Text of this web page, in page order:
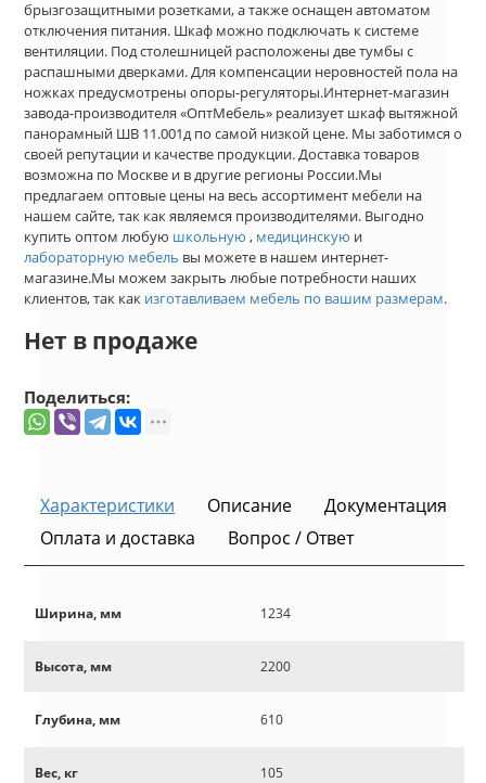
брызгозащитными розетками, а также оснащен автоматом
отключения питания. Шкаф можно подключать к системе
вентиляции. Под столешницей расположены две тумбы с
распашными дверками. Для компенсации неровностей пола на
ножках предусмотрены опоры-регуляторы.Интернет-магазин
завода-производителя «ОптМебель» реализует шкаф вытяжной
панорамный ШВ 11.001д по самой низкой цене. Мы заботимся о
своей репутации и качестве продукции. Доставка товаров
возможна по Москве и в другие регионы России.Мы
предлагаем оптовые цены на весь ассортимент мебели на
нашем сайте, так как являемся производителями. Выгодно
купить оптом любую школьную , медицинскую и
лабораторную мебель вы можете в нашем интернет-
магазине.Мы можем закрыть любые потребности наших
клиентов, так как изготавливаем мебель по вашим размерам.
Нет в продаже
Поделиться:
Характеристики Описание
Документация
Оплата и доставка
Вопрос / Ответ
Ширина, мм 1234
Высота, мм 2200
Глубина, мм 610
Вес, кг 105